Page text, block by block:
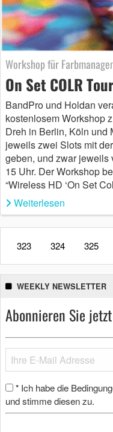
Workshop für
On Set COLR
BandPro und Holdan
kostenlosem Workshop
Dreh in Berlin, Köln und
jeweils zwei Slots mit
geben, und zwar jeweils
15 Uhr. Der Workshop
“Wireless HD ‘On Set
Weiterlesen
323 324 325
WEEKLY NEWSLETTER
Abonnieren Sie
* Ich habe die
und stimme diesen zu.